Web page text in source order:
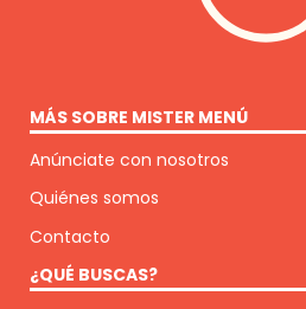
MÁS SOBRE MISTER MENÚ
Anúnciate con nosotros
Quiénes somos
Contacto
¿QUÉ BUSCAS?